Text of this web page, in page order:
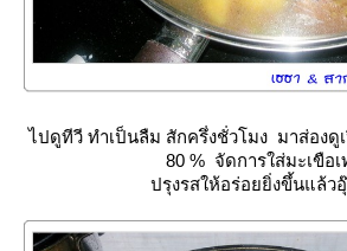
ไปดูทีวี ทำเป็นลืม สักครึ่งชั่วโมง มาส่อง
80 % จัดการใส่มะเขือ
ปรุงรสให้อร่อยยิ่งขึ้นแล้ว